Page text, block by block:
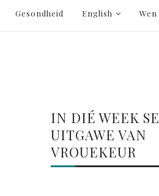
Gesondheid English Wen
IN DIÉ WEEK SE
UITGAWE VAN
VROUEKEUR